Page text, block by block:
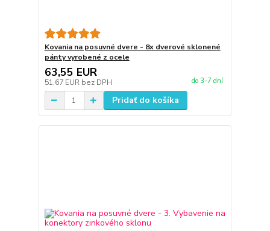
Kovania na posuvné dvere - 8x dverové sklonené
pánty vyrobené z ocele
63,55 EUR
51,67 EUR bez DPH do 3-7 dní
Pridať do košíka